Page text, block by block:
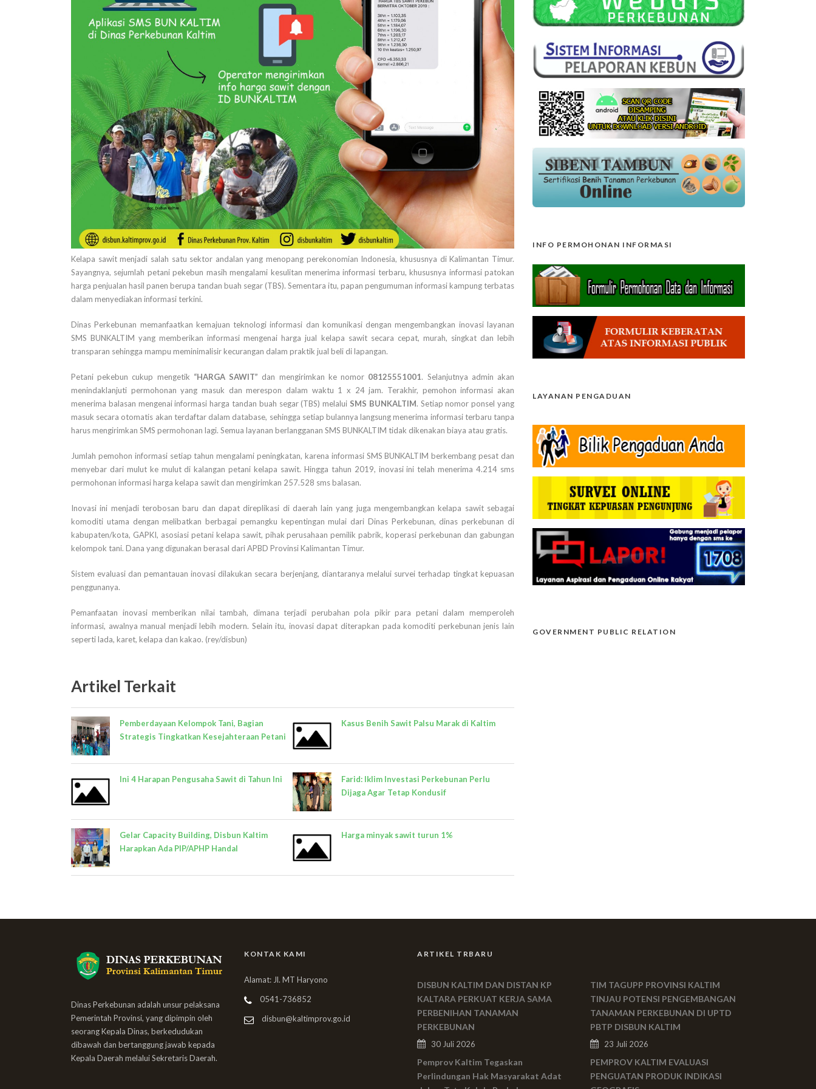
Kelapa sawit menjadi salah satu sektor andalan yang menopang perekonomian Indonesia, khususnya di Kalimantan Timur.
Sayangnya, sejumlah petani pekebun masih mengalami kesulitan menerima informasi terbaru, khususnya informasi patokan
harga penjualan hasil panen berupa tandan buah segar (TBS). Sementara itu, papan pengumuman informasi kampung terbatas
dalam menyediakan informasi terkini.
Dinas Perkebunan memanfaatkan kemajuan teknologi informasi dan komunikasi dengan mengembangkan inovasi layanan
SMS BUNKALTIM yang memberikan informasi mengenai harga jual kelapa sawit secara cepat, murah, singkat dan lebih
transparan sehingga mampu meminimalisir kecurangan dalam praktik jual beli di lapangan.
Petani pekebun cukup mengetik “HARGA SAWIT” dan mengirimkan ke nomor 08125551001. Selanjutnya admin akan
menindaklanjuti permohonan yang masuk dan merespon dalam waktu 1 x 24 jam. Terakhir, pemohon informasi akan
menerima balasan mengenai informasi harga tandan buah segar (TBS) melalui SMS BUNKALTIM. Setiap nomor ponsel yang
masuk secara otomatis akan terdaftar dalam database, sehingga setiap bulannya langsung menerima informasi terbaru tanpa
harus mengirimkan SMS permohonan lagi. Semua layanan berlangganan SMS BUNKALTIM tidak dikenakan biaya atau gratis.
Jumlah pemohon informasi setiap tahun mengalami peningkatan, karena informasi SMS BUNKALTIM berkembang pesat dan
menyebar dari mulut ke mulut di kalangan petani kelapa sawit. Hingga tahun 2019, inovasi ini telah menerima 4.214 sms
permohonan informasi harga kelapa sawit dan mengirimkan 257.528 sms balasan.
Inovasi ini menjadi terobosan baru dan dapat direplikasi di daerah lain yang juga mengembangkan kelapa sawit sebagai
komoditi utama dengan melibatkan berbagai pemangku kepentingan mulai dari Dinas Perkebunan, dinas perkebunan di
kabupaten/kota, GAPKI, asosiasi petani kelapa sawit, pihak perusahaan pemilik pabrik, koperasi perkebunan dan gabungan
kelompok tani. Dana yang digunakan berasal dari APBD Provinsi Kalimantan Timur.
Sistem evaluasi dan pemantauan inovasi dilakukan secara berjenjang, diantaranya melalui survei terhadap tingkat kepuasan
penggunanya.
Pemanfaatan inovasi memberikan nilai tambah, dimana terjadi perubahan pola pikir para petani dalam memperoleh
informasi, awalnya manual menjadi lebih modern. Selain itu, inovasi dapat diterapkan pada komoditi perkebunan jenis lain
seperti lada, karet, kelapa dan kakao. (rey/disbun)
Artikel Terkait
Pemberdayaan Kelompok Tani, Bagian
Strategis Tingkatkan Kesejahteraan Petani
Ini 4 Harapan Pengusaha Sawit di Tahun Ini
Gelar Capacity Building, Disbun Kaltim
Harapkan Ada PIP/APHP Handal
Kasus Benih Sawit Palsu Marak di Kaltim
Farid: Iklim Investasi Perkebunan Perlu
Dijaga Agar Tetap Kondusif
Harga minyak sawit turun 1%
INFO PERMOHONAN INFORMASI
LAYANAN PENGADUAN
GOVERNMENT PUBLIC RELATION
Dinas Perkebunan adalah unsur pelaksana
Pemerintah Provinsi, yang dipimpin oleh
seorang Kepala Dinas, berkedudukan
dibawah dan bertanggung jawab kepada
Kepala Daerah melalui Sekretaris Daerah.
KONTAK KAMI
Alamat: Jl. MT Haryono
0541-736852
disbun@kaltimprov.go.id
ARTIKEL TRBARU
DISBUN KALTIM DAN DISTAN KP
KALTARA PERKUAT KERJA SAMA
PERBENIHAN TANAMAN
PERKEBUNAN
30 Juli 2026
Pemprov Kaltim Tegaskan
Perlindungan Hak Masyarakat Adat
TIM TAGUPP PROVINSI KALTIM
TINJAU POTENSI PENGEMBANGAN
TANAMAN PERKEBUNAN DI UPTD
PBTP DISBUN KALTIM
23 Juli 2026
PEMPROV KALTIM EVALUASI
PENGUATAN PRODUK INDIKASI